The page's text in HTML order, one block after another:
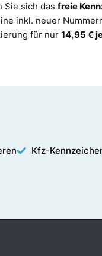
Sie sich das freie
inkl. neuer
für nur 14,95 €
Kfz-